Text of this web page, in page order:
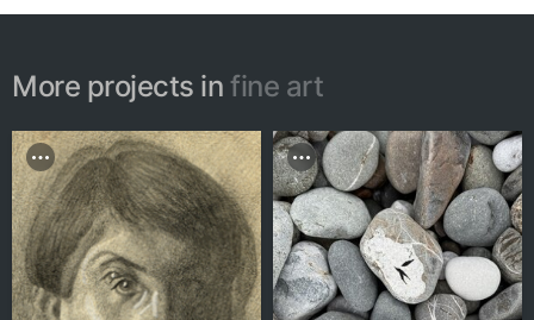
More projects in fine art